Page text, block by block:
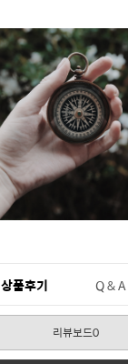
상품후기 Q & A
리뷰보드0